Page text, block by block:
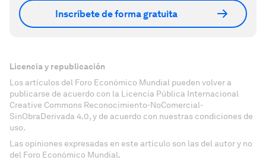
Inscríbete de forma gratuita
Licencia y republicación
Los artículos del Foro Económico Mundial pueden volver a
publicarse de acuerdo con la Licencia Pública Internacional
Creative Commons Reconocimiento-NoComercial-
SinObraDerivada 4.0, y de acuerdo con nuestras condiciones de
uso.
Las opiniones expresadas en este artículo son las del autor y no
del Foro Económico Mundial.